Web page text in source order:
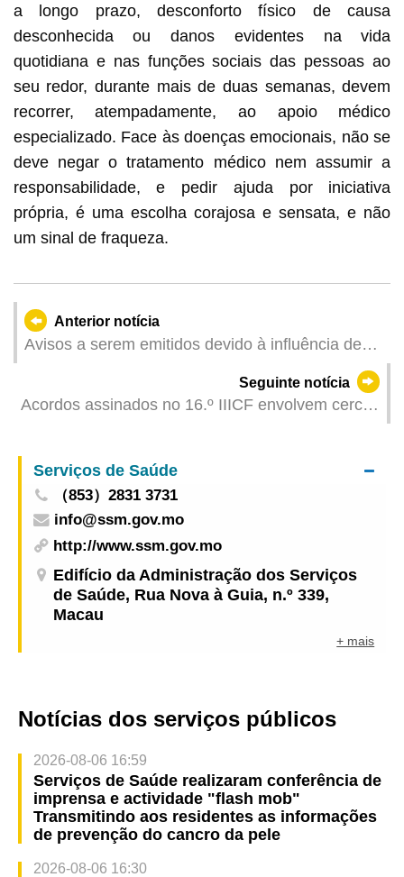
a longo prazo, desconforto físico de causa
desconhecida ou danos evidentes na vida
quotidiana e nas funções sociais das pessoas ao
seu redor, durante mais de duas semanas, devem
recorrer, atempadamente, ao apoio médico
especializado. Face às doenças emocionais, não se
deve negar o tratamento médico nem assumir a
responsabilidade, e pedir ajuda por iniciativa
própria, é uma escolha corajosa e sensata, e não
um sinal de fraqueza.
Anterior notícia
Avisos a serem emitidos devido à influência de
Seguinte notícia
Acordos assinados no 16.º IIICF envolvem cerca
mais de 30% em termos de presença de
empresas de Macau e Hengqin nos encontros
comercias programados: mais de 70 sessões de
entre um total de mais de 200 sessões realizadas
Serviços de Saúde
（853）2831 3731
info@ssm.gov.mo
http://www.ssm.gov.mo
Edifício da Administração dos Serviços
de Saúde, Rua Nova à Guia, n.º 339,
Macau
+ mais
Notícias dos serviços públicos
2026-08-06 16:59
Serviços de Saúde realizaram conferência de
imprensa e actividade "flash mob"
Transmitindo aos residentes as informações
de prevenção do cancro da pele
2026-08-06 16:30